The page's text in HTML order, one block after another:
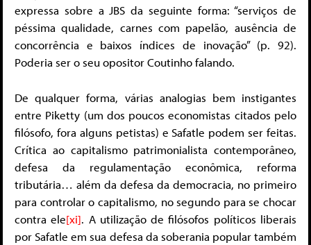
expressa sobre a JBS da seguinte forma: “serviços de
péssima qualidade, carnes com papelão, ausência de
concorrência e baixos índices de inovação” (p. 92).
Poderia ser o seu opositor Coutinho falando.
De qualquer forma, várias analogias bem instigantes
entre Piketty (um dos poucos economistas citados pelo
filósofo, fora alguns petistas) e Safatle podem ser feitas.
Crítica ao capitalismo patrimonialista contemporâneo,
defesa da regulamentação econômica, reforma
tributária… além da defesa da democracia, no primeiro
para controlar o capitalismo, no segundo para se chocar
contra ele[xi]. A utilização de filósofos políticos liberais
por Safatle em sua defesa da soberania popular também